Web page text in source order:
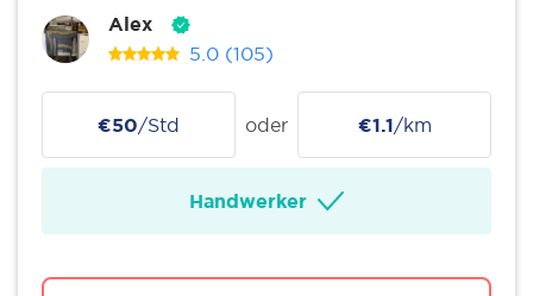
Alex
5.0 (105)
€50/Std oder €1.1/km
Handwerker